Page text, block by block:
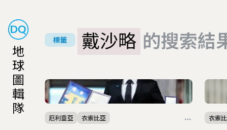
地
球
圖
輯
隊
標籤 戴沙略 的搜索結
厄利垂亞 衣索比亞 衣索